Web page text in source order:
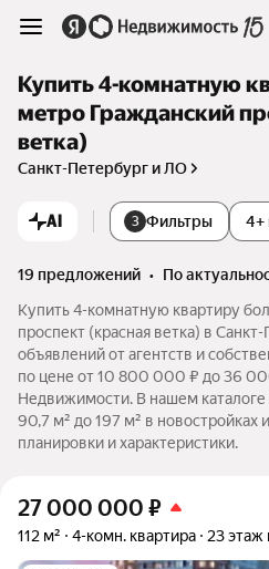
Купить 4-комнатную
метро Гражданский
ветка)
Санкт-Петербург и ЛО
AI 3 Фильтры 4+
19 предложений •
по
Купить 4-комнатную квартиру
проспект (красная ветка) в
объявлений от агентств и
по цене от 10 800 000 ₽ до 36
Недвижимости. В нашем
90,7 м² до 197 м² в
планировки и характеристики.
27 000 000 ₽
112 м² 4-комн. квартира 23 этаж